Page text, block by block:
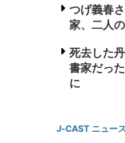
つげ義春
家、二人
死去した
書家だっ
に
J-CAST ニュース